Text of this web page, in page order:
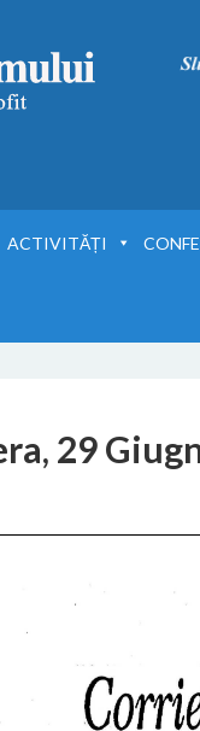
ACTIVITĂȚI
29